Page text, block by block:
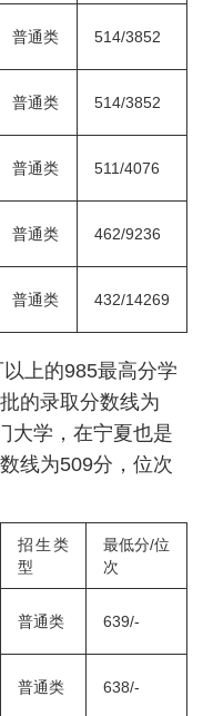
普通类 514/3852
普通类 514/3852
普通类 511/4076
普通类 462/9236
普通类 432/14269
以上的985最高分学
的录取分数线为
大学，在宁夏也是
线为509分，位次
招生类
型
最低分/位
次
普通类 639/-
普通类 638/-